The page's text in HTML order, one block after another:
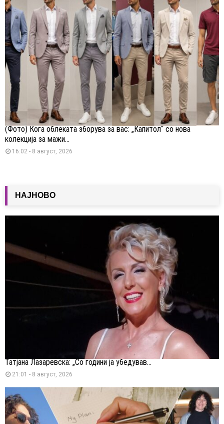
(Фото) Кога облеката зборува за вас: „Капитол“ со нова
колекција за мажи...
16:02 - 8 август, 2026
НАЈНОВО
Татјана Лазаревска: „Со години ја убедував...
21:01 - 8 август, 2026